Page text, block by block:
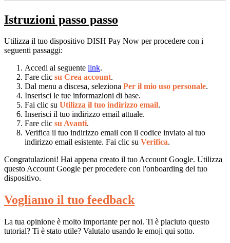
Istruzioni passo passo
Utilizza il tuo dispositivo DISH Pay Now per procedere con i
seguenti passaggi:
Accedi al seguente link.
Fare clic su Crea account.
Dal menu a discesa, seleziona Per il mio uso personale.
Inserisci le tue informazioni di base.
Fai clic su Utilizza il tuo indirizzo email.
Inserisci il tuo indirizzo email attuale.
Fare clic su Avanti.
Verifica il tuo indirizzo email con il codice inviato al tuo
indirizzo email esistente. Fai clic su Verifica.
Congratulazioni! Hai appena creato il tuo Account Google. Utilizza
questo Account Google per procedere con l'onboarding del tuo
dispositivo.
Vogliamo il tuo feedback
La tua opinione è molto importante per noi. Ti è piaciuto questo
tutorial? Ti è stato utile? Valutalo usando le emoji qui sotto.